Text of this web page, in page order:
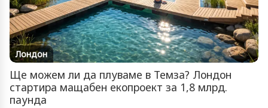
Лондон
Ще можем ли да плуваме в Темза? Лондон
стартира мащабен екопроект за 1,8 млрд.
паунда